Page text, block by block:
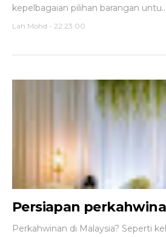
kepelbagaian pilihan barangan untu...
Lah Mohd - 22:23:00
Persiapan
Perkahwinan di Malaysia? Seperti